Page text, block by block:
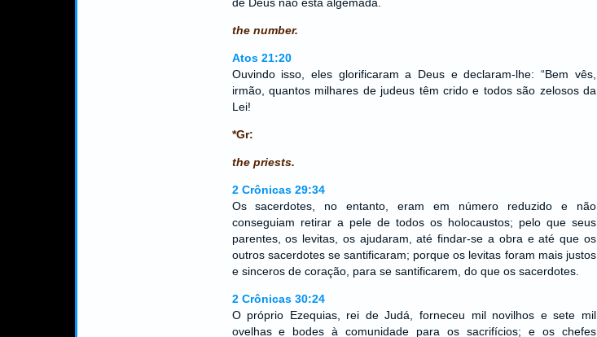
the number.
Atos 21:20
Ouvindo isso, eles glorificaram a Deus e declaram-lhe: “Bem vês,
irmão, quantos milhares de judeus têm crido e todos são zelosos da
Lei!
*Gr:
the priests.
2 Crônicas 29:34
Os sacerdotes, no entanto, eram em número reduzido e não
conseguiam retirar a pele de todos os holocaustos; pelo que seus
parentes, os levitas, os ajudaram, até findar-se a obra e até que os
outros sacerdotes se santificaram; porque os levitas foram mais justos
e sinceros de coração, para se santificarem, do que os sacerdotes.
2 Crônicas 30:24
O próprio Ezequias, rei de Judá, forneceu mil novilhos e sete mil
ovelhas e bodes à comunidade para os sacrifícios; e os chefes